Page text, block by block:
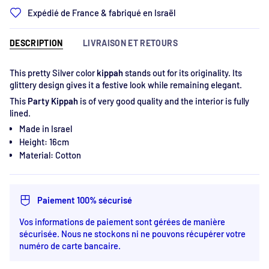
Expédié de France & fabriqué en Israël
DESCRIPTION LIVRAISON ET RETOURS
This prettySilver colorkippahstands out for its originality. Its
glittery design gives it a festive look while remaining elegant.
This Party Kippah is of very good quality and the interior is fully
lined.
Made in Israel
Height: 16cm
Material: Cotton
Paiement 100% sécurisé
Vos informations de paiement sont gérées de manière
sécurisée. Nous ne stockons ni ne pouvons récupérer votre
numéro de carte bancaire.